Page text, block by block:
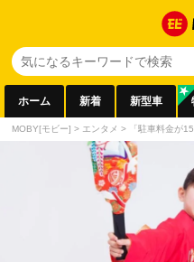
ホーム 新着 新型車
MOBY[モビー] > エンタメ > 「駐車料金が